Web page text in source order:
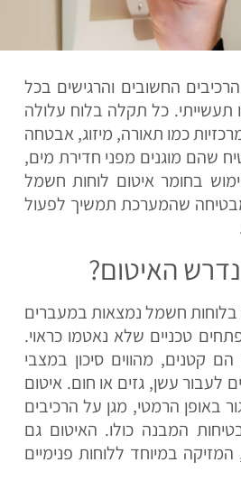
החשובים והרגישים בכל
תעשייתי. כל תקלה בלוח עלולה
כמו תאורה, מיזוג, אבטחה
שהם מוגנים מפני חדירת מים,
בחומר איטום לוחות חשמל
שהמערכת תמשיך לפעול
האיטום?
בלוחות חשמל נמצאות במעברים
טכניים שלא נאטמו כראוי.
קטנים, מהווים סיכון במצבי
לעבור עשן, גזים או חום. איטום
באופן הרמטי, מגן על הרכיבים
המבנה כולו. האיטום גם
במיוחד ללוחות פנימיים